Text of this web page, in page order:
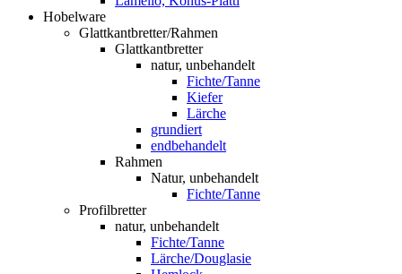
Hobelware
Glattkantbretter/Rahmen
Glattkantbretter
natur, unbehandelt
Fichte/Tanne
Kiefer
Lärche
grundiert
endbehandelt
Rahmen
Natur, unbehandelt
Fichte/Tanne
Profilbretter
natur, unbehandelt
Fichte/Tanne
Lärche/Douglasie